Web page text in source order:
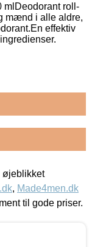
mlDeodorant roll-
mænd i alle aldre,
effektiv
øjeblikket
, Made4men.dk
til gode priser.